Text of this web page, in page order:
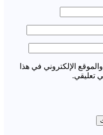
الإلكتروني في هذا
تعليقي.